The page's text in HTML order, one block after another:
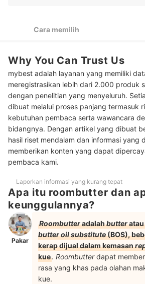
3
Pilih roombutter kemasan repack
Peringkat Merk Roombutter Terbaik
Baca juga rekomendasi butter lainnya di sini
Cara memilih
Why You Can Trust Us
mybest adalah layanan yang memiliki
meregistrasikan lebih dari 2.000 produk
dengan penelitian yang menyeluruh.
dibuat melalui proses panjang termasuk
kebutuhan pembaca serta wawancara
bidangnya. Dengan artikel yang dibuat
hasil riset mendalam dan informasi yang
memberikan konten yang dapat
pembaca kami.
Laporkan informasi yang kurang tepat
Apa itu roombutter dan
keunggulannya?
Pakar
Roombutteradalahbutteratau
butter oil substitute(BOS),
kerap dijual dalam kemasan
kue. Roombutterdapat
rasa yang khas pada olahan
kue.